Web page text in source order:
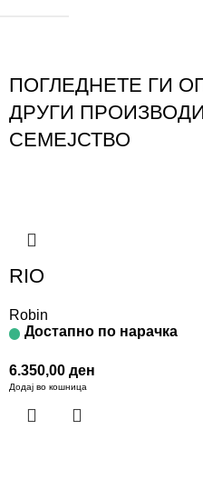
ПОГЛЕДНЕТЕ ГИ
ДРУГИ
СЕМЕЈСТВО
RIO
Robin
Достапно по нарачка
6.350,00 ден
Додај во кошница